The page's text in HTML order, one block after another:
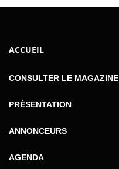
ACCUEIL
CONSULTER LE MAGAZINE
PRÉSENTATION
ANNONCEURS
AGENDA